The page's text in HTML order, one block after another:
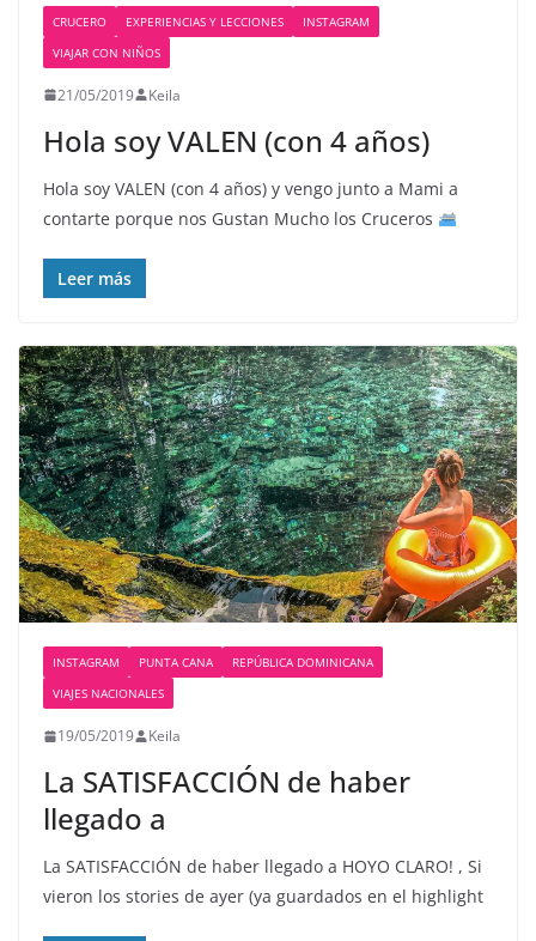
CRUCERO EXPERIENCIAS Y LECCIONES
INSTAGRAM
VIAJAR CON NIÑOS
21/05/2019 Keila
Hola soy VALEN (con 4 años)
Hola soy VALEN (con 4 años) y vengo junto a Mami a
contarte porque nos Gustan Mucho los Cruceros
Leer más
INSTAGRAM PUNTA CANA
REPÚBLICA DOMINICANA
VIAJES NACIONALES
19/05/2019 Keila
La SATISFACCIÓN de haber
llegado a
La SATISFACCIÓN de haber llegado a HOYO CLARO! , Si
vieron los stories de ayer (ya guardados en el highlight